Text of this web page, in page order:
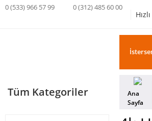
0 (533) 966 57 99 0 (312) 485 60 00
Tüm Kategoriler
Ana
Sayfa